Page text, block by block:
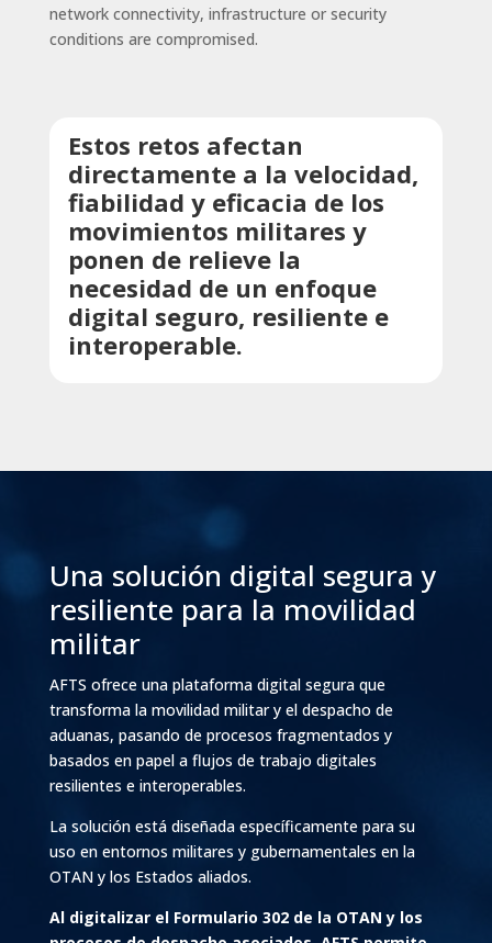
network connectivity, infrastructure or security
conditions are compromised.
Estos retos afectan
directamente a la velocidad,
fiabilidad y eficacia de los
movimientos militares y
ponen de relieve la
necesidad de un enfoque
digital seguro, resiliente e
interoperable.
Una solución digital segura y
resiliente para la movilidad
militar
AFTS ofrece una plataforma digital segura que
transforma la movilidad militar y el despacho de
aduanas, pasando de procesos fragmentados y
basados en papel a flujos de trabajo digitales
resilientes e interoperables.
La solución está diseñada específicamente para su
uso en entornos militares y gubernamentales en la
OTAN y los Estados aliados.
Al digitalizar el Formulario 302 de la OTAN y los